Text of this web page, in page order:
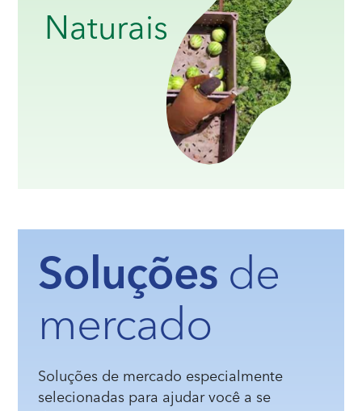
Naturais
Soluçõesde
mercado
Soluções de mercado especialmente
selecionadas para ajudar você a se